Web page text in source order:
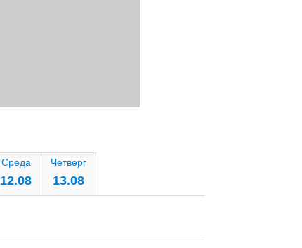
Среда
12.08
Четверг
13.08